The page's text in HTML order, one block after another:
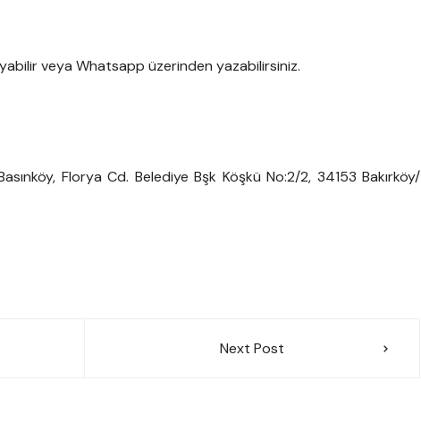
veya Whatsapp üzerinden yazabilirsiniz.
Florya Cd. Belediye Bşk Köşkü No:2/2, 34153 Bakırköy/
Next Post